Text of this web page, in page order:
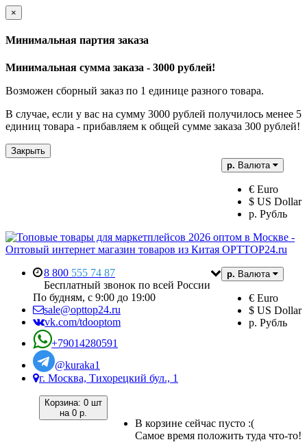
×
Минимальная партия заказа
Минимальная сумма заказа - 3000 рублей!
Возможен сборный заказ по 1 единице разного товара.
В случае, если у вас на сумму 3000 рублей получилось менее 5
единиц товара - прибавляем к общей сумме заказа 300 рублей!
Закрыть
р. Валюта
€ Euro
$ US Dollar
р. Рубль
р. Валюта
€ Euro
$ US Dollar
р. Рубль
8 800 555 74 87
Бесплатный звонок по всей России
По будням, с 9:00 до 19:00
sale@opttop24.ru
vk.com/tdooptom
+79014280591
@kuraka1
г. Москва, Тихорецкий бул., 1
Корзина: 0 шт
на 0 р.
В корзине сейчас пусто :(
Самое время положить туда что-то!